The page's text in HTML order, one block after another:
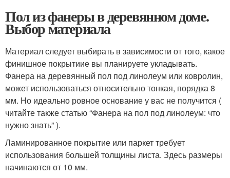
Пол из фанеры в деревянном доме.
Выбор материала
Материал следует выбирать в зависимости от того, какое
финишное покрытиие вы планируете укладывать.
Фанера на деревянный пол под линолеум или ковролин,
может использоваться относительно тонкая, порядка 8
мм. Но идеально ровное основание у вас не получится (
читайте также статью “Фанера на пол под линолеум: что
нужно знать” ).
Ламинированное покрытие или паркет требует
использования большей толщины листа. Здесь размеры
начинаются от 10 мм.